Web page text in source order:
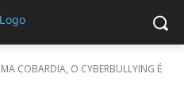
COBARDIA, O CYBERBULLYING É